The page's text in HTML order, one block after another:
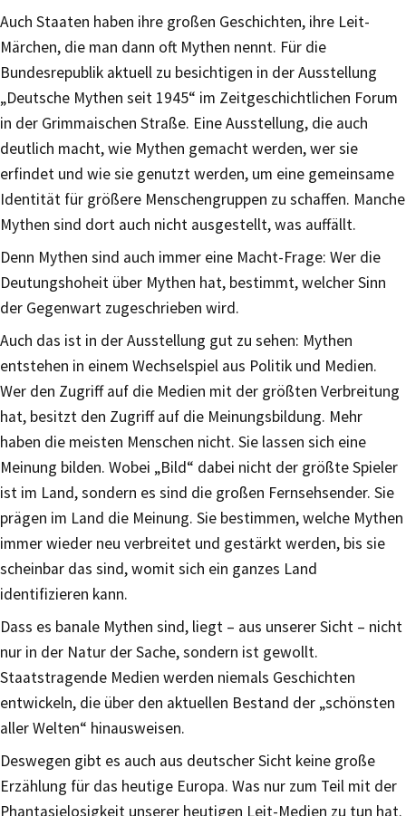
Auch Staaten haben ihre großen Geschichten, ihre Leit-
Märchen, die man dann oft Mythen nennt. Für die
Bundesrepublik aktuell zu besichtigen in der Ausstellung
„Deutsche Mythen seit 1945“ im Zeitgeschichtlichen Forum
in der Grimmaischen Straße. Eine Ausstellung, die auch
deutlich macht, wie Mythen gemacht werden, wer sie
erfindet und wie sie genutzt werden, um eine gemeinsame
Identität für größere Menschengruppen zu schaffen. Manche
Mythen sind dort auch nicht ausgestellt, was auffällt.
Denn Mythen sind auch immer eine Macht-Frage: Wer die
Deutungshoheit über Mythen hat, bestimmt, welcher Sinn
der Gegenwart zugeschrieben wird.
Auch das ist in der Ausstellung gut zu sehen: Mythen
entstehen in einem Wechselspiel aus Politik und Medien.
Wer den Zugriff auf die Medien mit der größten Verbreitung
hat, besitzt den Zugriff auf die Meinungsbildung. Mehr
haben die meisten Menschen nicht. Sie lassen sich eine
Meinung bilden. Wobei „Bild“ dabei nicht der größte Spieler
ist im Land, sondern es sind die großen Fernsehsender. Sie
prägen im Land die Meinung. Sie bestimmen, welche Mythen
immer wieder neu verbreitet und gestärkt werden, bis sie
scheinbar das sind, womit sich ein ganzes Land
identifizieren kann.
Dass es banale Mythen sind, liegt – aus unserer Sicht – nicht
nur in der Natur der Sache, sondern ist gewollt.
Staatstragende Medien werden niemals Geschichten
entwickeln, die über den aktuellen Bestand der „schönsten
aller Welten“ hinausweisen.
Deswegen gibt es auch aus deutscher Sicht keine große
Erzählung für das heutige Europa. Was nur zum Teil mit der
Phantasielosigkeit unserer heutigen Leit-Medien zu tun hat.